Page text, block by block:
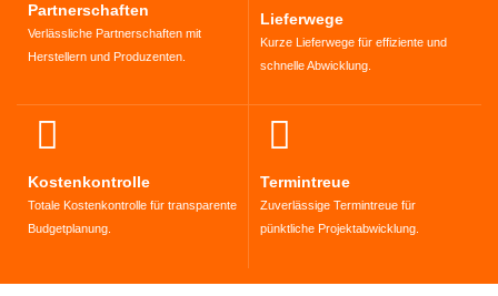
Partnerschaften
Verlässliche Partnerschaften mit
Herstellern und Produzenten.
Lieferwege
Kurze Lieferwege für effiziente und
schnelle Abwicklung.
Kostenkontrolle
Totale Kostenkontrolle für transparente
Budgetplanung.
Termintreue
Zuverlässige Termintreue für
pünktliche Projektabwicklung.